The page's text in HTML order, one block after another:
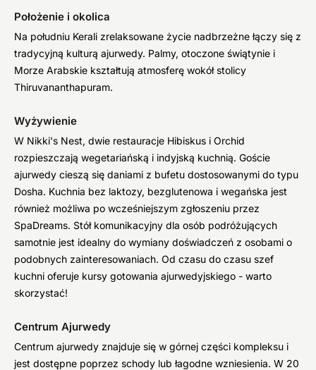
Położenie i okolica
Na południu Kerali zrelaksowane życie nadbrzeżne łączy się z
tradycyjną kulturą ajurwedy. Palmy, otoczone świątynie i
Morze Arabskie kształtują atmosferę wokół stolicy
Thiruvananthapuram.
Wyżywienie
W Nikki's Nest, dwie restauracje Hibiskus i Orchid
rozpieszczają wegetariańską i indyjską kuchnią. Goście
ajurwedy cieszą się daniami z bufetu dostosowanymi do typu
Dosha. Kuchnia bez laktozy, bezglutenowa i wegańska jest
również możliwa po wcześniejszym zgłoszeniu przez
SpaDreams. Stół komunikacyjny dla osób podróżujących
samotnie jest idealny do wymiany doświadczeń z osobami o
podobnych zainteresowaniach. Od czasu do czasu szef
kuchni oferuje kursy gotowania ajurwedyjskiego - warto
skorzystać!
Centrum Ajurwedy
Centrum ajurwedy znajduje się w górnej części kompleksu i
jest dostępne poprzez schody lub łagodne wzniesienia. W 20